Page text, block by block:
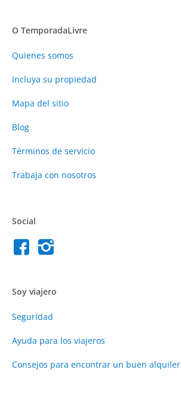
O TemporadaLivre
Quienes somos
Incluya su propiedad
Mapa del sitio
Blog
Términos de servicio
Trabaja con nosotros
Social
Soy viajero
Seguridad
Ayuda para los viajeros
Consejos para encontrar un buen alquiler